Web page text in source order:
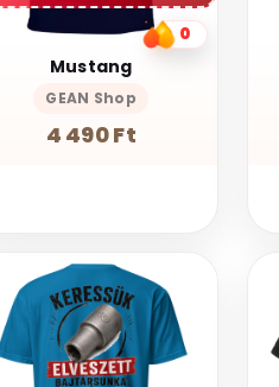
0
Mustang
GEAN Shop
4 490 Ft